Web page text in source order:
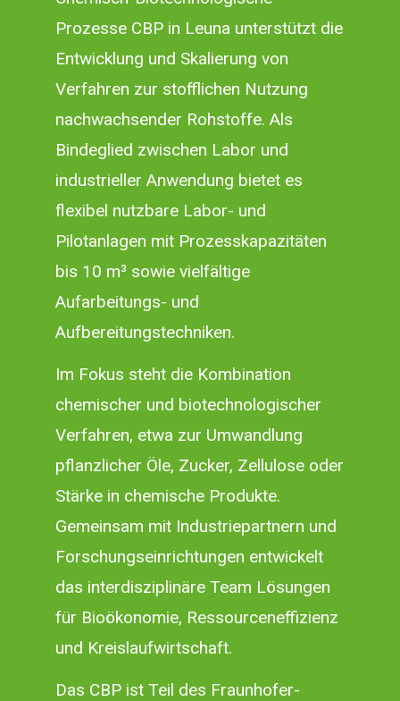
Prozesse CBP in Leuna unterstützt die
Entwicklung und Skalierung von
Verfahren zur stofflichen Nutzung
nachwachsender Rohstoffe. Als
Bindeglied zwischen Labor und
industrieller Anwendung bietet es
flexibel nutzbare Labor- und
Pilotanlagen mit Prozesskapazitäten
bis 10 m³ sowie vielfältige
Aufarbeitungs- und
Aufbereitungstechniken.
Im Fokus steht die Kombination
chemischer und biotechnologischer
Verfahren, etwa zur Umwandlung
pflanzlicher Öle, Zucker, Zellulose oder
Stärke in chemische Produkte.
Gemeinsam mit Industriepartnern und
Forschungseinrichtungen entwickelt
das interdisziplinäre Team Lösungen
für Bioökonomie, Ressourceneffizienz
und Kreislaufwirtschaft.
Das CBP ist Teil des Fraunhofer-